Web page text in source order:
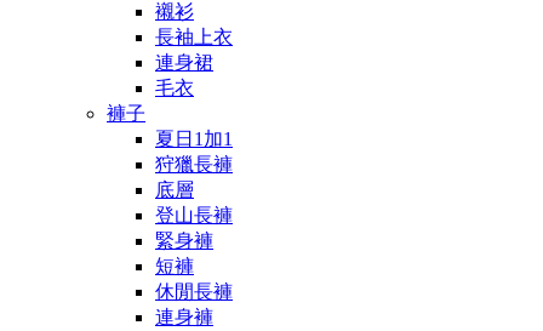
襯衫
長袖上衣
連身裙
毛衣
褲子
夏日1加1
狩獵長褲
底層
登山長褲
緊身褲
短褲
休閒長褲
連身褲